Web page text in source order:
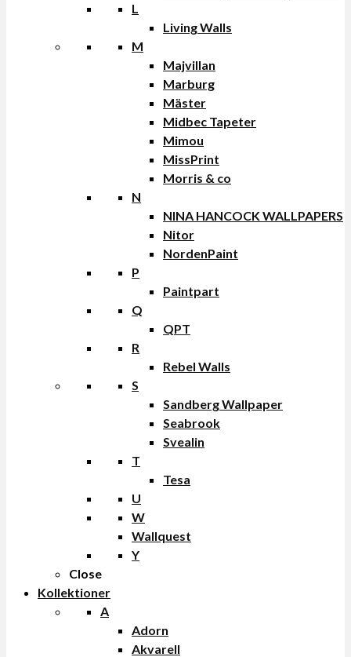
L
Living Walls
M
Majvillan
Marburg
Mäster
Midbec Tapeter
Mimou
MissPrint
Morris & co
N
NINA HANCOCK WALLPAPERS
Nitor
NordenPaint
P
Paintpart
Q
QPT
R
Rebel Walls
S
Sandberg Wallpaper
Seabrook
Svealin
T
Tesa
U
W
Wallquest
Y
Close
Kollektioner
A
Adorn
Akvarell